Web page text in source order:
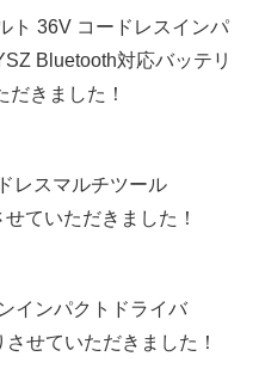
ト 36V コードレスインパ
Bluetooth対応バッテリ
だきました！
レスマルチツール
ていただきました！
インパクトドライバ
せていただきました！